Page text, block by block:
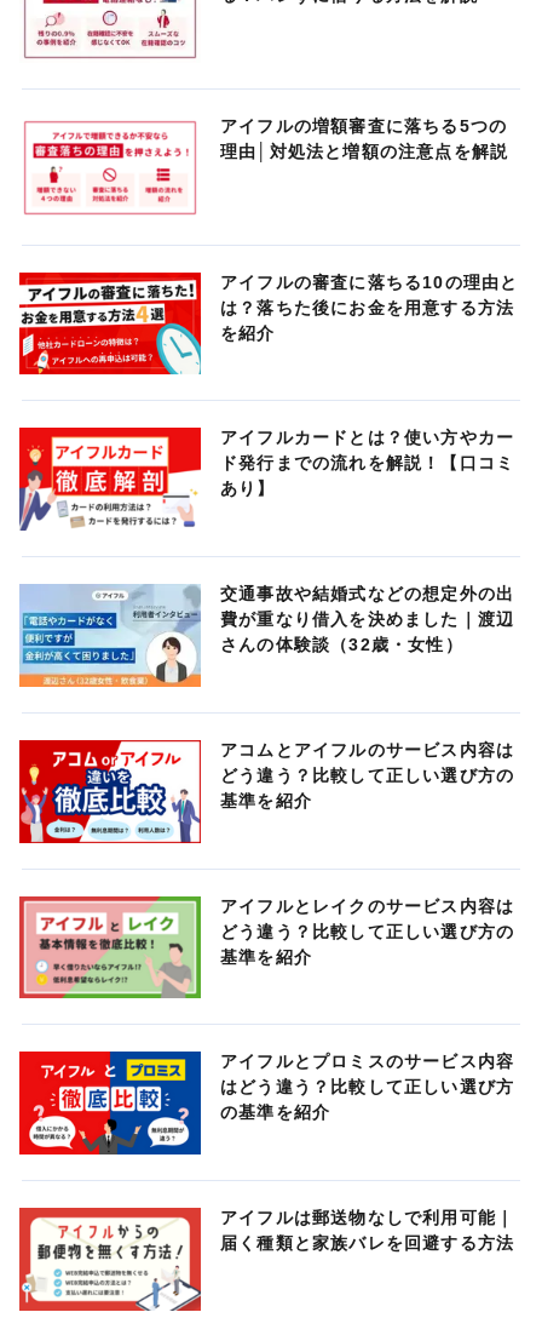
アイフルの増額審査に落ちる5つの
理由│対処法と増額の注意点を解説
アイフルの審査に落ちる10の理由と
は？落ちた後にお金を用意する方法
を紹介
アイフルカードとは？使い方やカー
ド発行までの流れを解説！【口コミ
あり】
交通事故や結婚式などの想定外の出
費が重なり借入を決めました｜渡辺
さんの体験談（32歳・女性）
アコムとアイフルのサービス内容は
どう違う？比較して正しい選び方の
基準を紹介
アイフルとレイクのサービス内容は
どう違う？比較して正しい選び方の
基準を紹介
アイフルとプロミスのサービス内容
はどう違う？比較して正しい選び方
の基準を紹介
アイフルは郵送物なしで利用可能｜
届く種類と家族バレを回避する方法